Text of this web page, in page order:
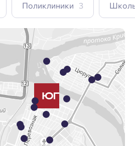
Поликлиники 3